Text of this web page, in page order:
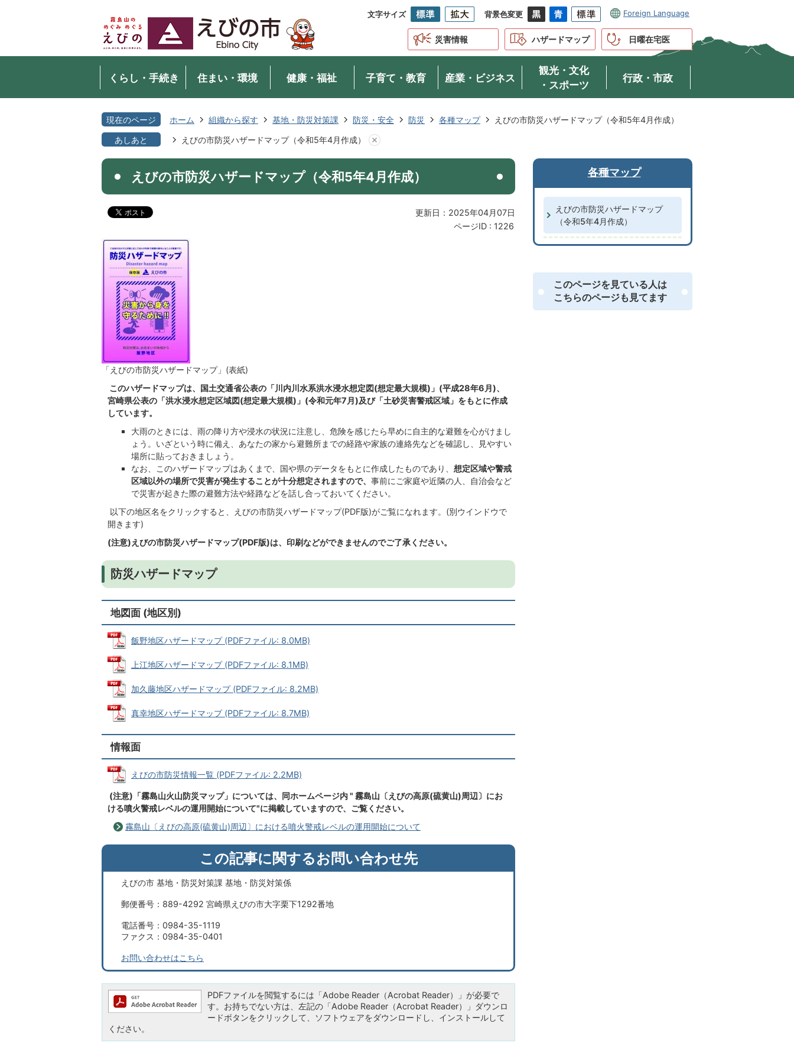
文字サイズ 背景色変更 Foreign Language
災害情報 ハザードマップ 日曜在宅医
くらし・手続き 住まい・環境 健康・福祉 子育て・教育 産業・ビジネス
観光・文化
・スポーツ
行政・市政
現在のページ ホーム 組織から探す 基地・防災対策課 防災・安全 防災 各種マップ
えびの市防災ハザードマップ（令和5年4月作成）
あしあと
えびの市防災ハザードマップ（令和5年4月作成）
えびの市防災ハザードマップ（令和5年4月作成）
更新日：2025年04月07日
ページID : 1226
「えびの市防災ハザードマップ」(表紙)
このハザードマップは、国土交通省公表の「川内川水系洪水浸水想定図(想定最大規模)」(平成28年6月)、
宮崎県公表の「洪水浸水想定区域図(想定最大規模)」(令和元年7月)及び「土砂災害警戒区域」をもとに作成
しています。
大雨のときには、雨の降り方や浸水の状況に注意し、危険を感じたら早めに自主的な避難を心がけまし
ょう。いざという時に備え、あなたの家から避難所までの経路や家族の連絡先などを確認し、見やすい
場所に貼っておきましょう。
なお、このハザードマップはあくまで、国や県のデータをもとに作成したものであり、想定区域や警戒
区域以外の場所で災害が発生することが十分想定されますので、事前にご家庭や近隣の人、自治会など
で災害が起きた際の避難方法や経路などを話し合っておいてください。
以下の地区名をクリックすると、えびの市防災ハザードマップ(PDF版)がご覧になれます。(別ウインドウで
開きます)
(注意)えびの市防災ハザードマップ(PDF版)は、印刷などができませんのでご了承ください。
防災ハザードマップ
地図面 (地区別)
飯野地区ハザードマップ (PDFファイル: 8.0MB)
上江地区ハザードマップ (PDFファイル: 8.1MB)
加久藤地区ハザードマップ (PDFファイル: 8.2MB)
真幸地区ハザードマップ (PDFファイル: 8.7MB)
情報面
えびの市防災情報一覧 (PDFファイル: 2.2MB)
(注意)「霧島山火山防災マップ」については、同ホームページ内 " 霧島山〔えびの高原(硫黄山)周辺〕にお
ける噴火警戒レベルの運用開始について"に掲載していますので、ご覧ください。
霧島山〔えびの高原(硫黄山)周辺〕における噴火警戒レベルの運用開始について
この記事に関するお問い合わせ先
えびの市 基地・防災対策課 基地・防災対策係
郵便番号：889-4292 宮崎県えびの市大字栗下1292番地
電話番号：0984-35-1119
ファクス：0984-35-0401
お問い合わせはこちら
PDFファイルを閲覧するには「Adobe Reader（Acrobat Reader）」が必要で
す。お持ちでない方は、左記の「Adobe Reader（Acrobat Reader）」ダウンロ
ードボタンをクリックして、ソフトウェアをダウンロードし、インストールして
ください。
各種マップ
えびの市防災ハザードマップ
（令和5年4月作成）
このページを見ている人は
こちらのページも見てます